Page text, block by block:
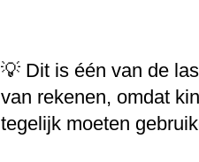
💡 Dit is één van de
van rekenen, omdat
tegelijk moeten